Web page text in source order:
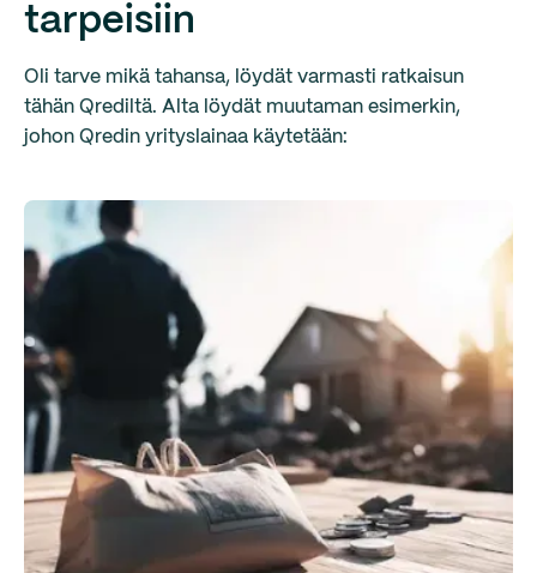
tarpeisiin
Oli tarve mikä tahansa, löydät varmasti ratkaisun
tähän Qrediltä. Alta löydät muutaman esimerkin,
johon Qredin yrityslainaa käytetään: